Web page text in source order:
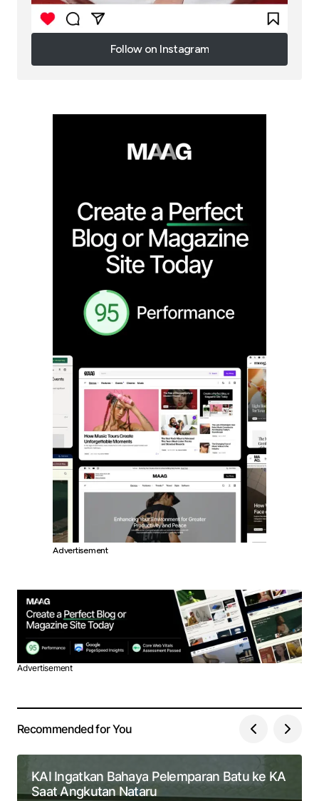
Follow on Instagram
Follow on Instagram
Advertisement
Advertisement
Recommended for You
KAI Ingatkan Bahaya Pelemparan Batu ke KA
Saat Angkutan Nataru